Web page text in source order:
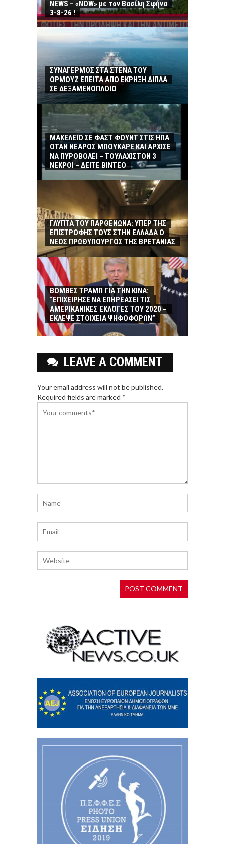
NEWS – «NOW» με τον Βασίλη Σφήνα
3-8-26 !
ΣΥΝΑΓΕΡΜΟΣ ΣΤΑ ΣΤΕΝΑ ΤΟΥ
ΟΡΜΟΥΖ ΕΠΕΙΤΑ ΑΠΟ ΕΚΡΗΞΗ ΔΙΠΛΑ
ΣΕ ΔΕΞΑΜΕΝΟΠΛΟΙΟ
ΜΑΚΕΛΕΙΟ ΣΕ ΦΑΣΤ ΦΟΥΝΤ ΣΤΙΣ ΗΠΑ
ΟΤΑΝ ΝΕΑΡΟΣ ΜΠΟΥΚΑΡΕ ΚΑΙ ΑΡΧΙΣΕ
ΝΑ ΠΥΡΟΒΟΛΕΙ – ΤΟΥΛΑΧΙΣΤΟΝ 3
ΝΕΚΡΟΙ – ΔΕΙΤΕ ΒΙΝΤΕΟ
ΓΛΥΠΤΑ ΤΟΥ ΠΑΡΘΕΝΩΝΑ: ΥΠΕΡ ΤΗΣ
ΕΠΙΣΤΡΟΦΗΣ ΤΟΥΣ ΣΤΗΝ ΕΛΛΑΔΑ Ο
ΝΕΟΣ ΠΡΩΘΥΠΟΥΡΓΟΣ ΤΗΣ ΒΡΕΤΑΝΙΑΣ
ΒΟΜΒΕΣ ΤΡΑΜΠ ΓΙΑ ΤΗΝ ΚΙΝΑ:
“ΕΠΙΧΕΙΡΗΣΕ ΝΑ ΕΠΗΡΕΑΣΕΙ ΤΙΣ
ΑΜΕΡΙΚΑΝΙΚΕΣ ΕΚΛΟΓΕΣ ΤΟΥ 2020 –
ΕΚΛΕΨΕ ΣΤΟΙΧΕΙΑ ΨΗΦΟΦΟΡΩΝ”
LEAVE A COMMENT
Your email address will not be published.
Required fields are marked *